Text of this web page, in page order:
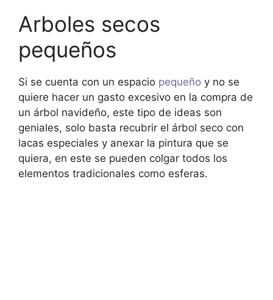
Arboles secos
pequeños
Si se cuenta con un espacio pequeño y no se
quiere hacer un gasto excesivo en la compra de
un árbol navideño, este tipo de ideas son
geniales, solo basta recubrir el árbol seco con
lacas especiales y anexar la pintura que se
quiera, en este se pueden colgar todos los
elementos tradicionales como esferas.